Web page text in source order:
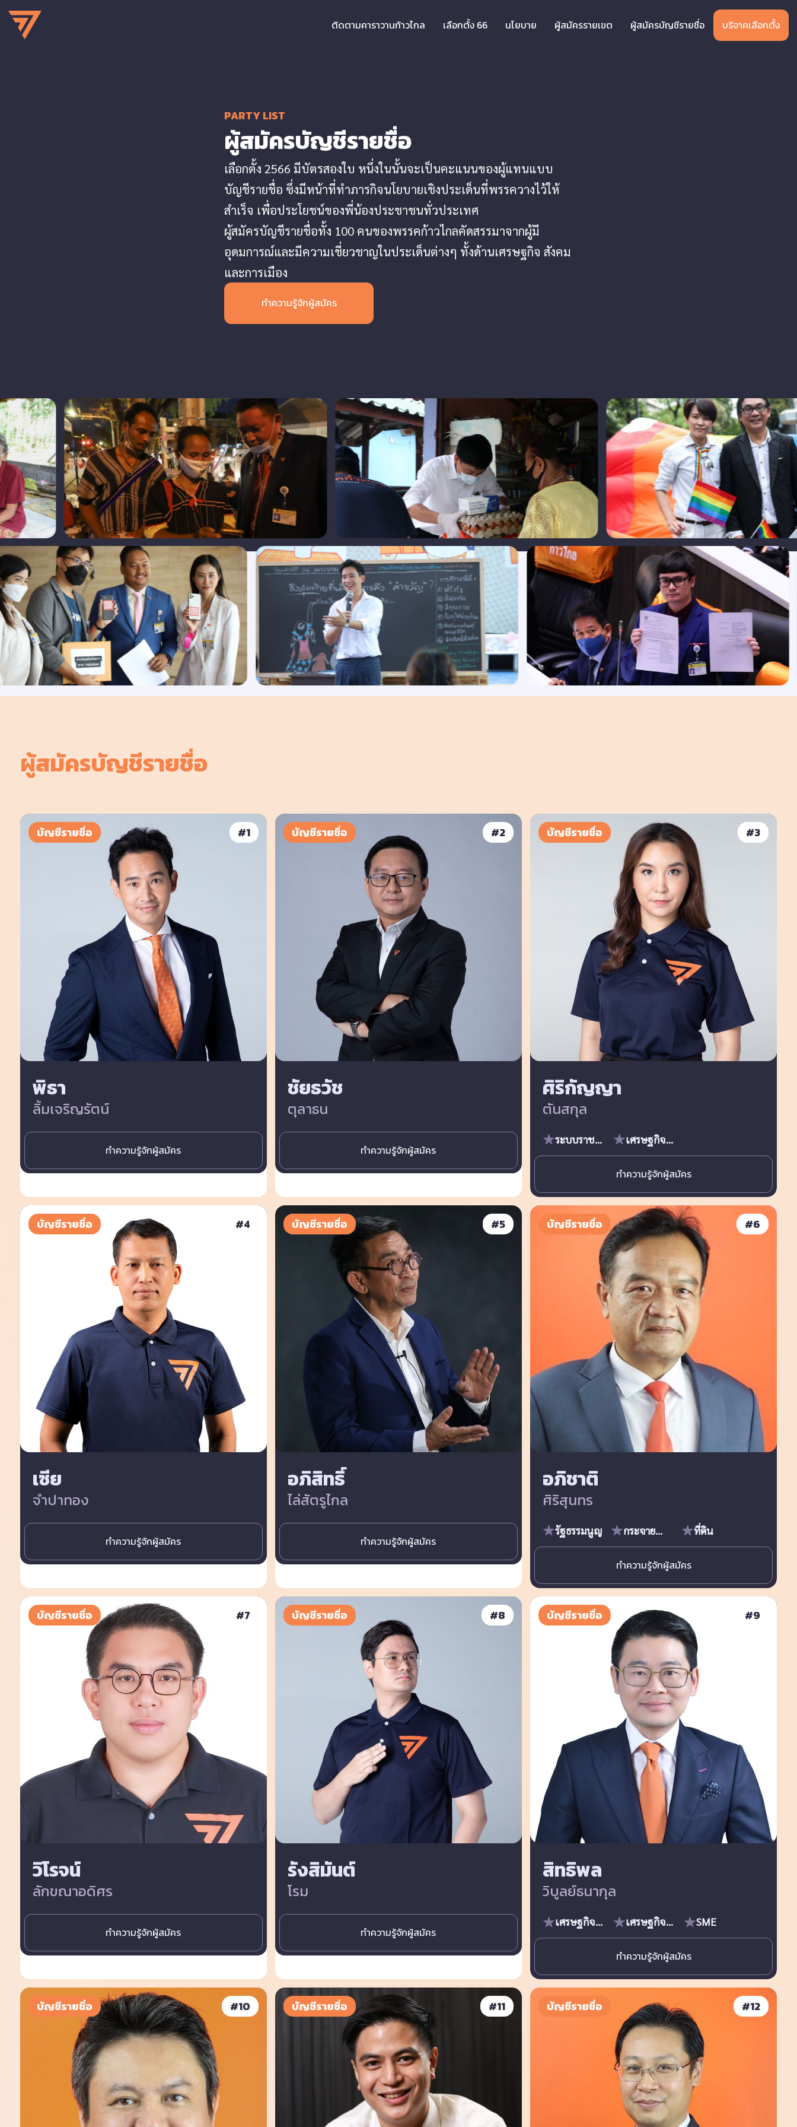
ติดตามคาราวานก้าวไกล เลือกตั้ง 66 นโยบาย ผู้สมัครรายเขต ผู้สมัครบัญชีรายชื่อ บริจาคเลือกตั้ง
PARTY LIST
ผู้สมัครบัญชีรายชื่อ
เลือกตั้ง 2566 มีบัตรสองใบ หนึ่งในนั้นจะเป็นคะแนนของผู้แทนแบบ
บัญชีรายชื่อ ซึ่งมีหน้าที่ทำภารกิจนโยบายเชิงประเด็นที่พรรควางไว้ให้
สำเร็จ เพื่อประโยชน์ของพี่น้องประชาชนทั่วประเทศ
ผู้สมัครบัญชีรายชื่อทั้ง 100 คนของพรรคก้าวไกลคัดสรรมาจากผู้มี
อุดมการณ์และมีความเชี่ยวชาญในประเด็นต่างๆ ทั้งด้านเศรษฐกิจ สังคม
และการเมือง
ทำความรู้จักผู้สมัคร
ผู้สมัครบัญชีรายชื่อ
พิธา
ลิ้มเจริญรัตน์
ทำความรู้จักผู้สมัคร
บัญชีรายชื่อ #1
ชัยธวัช
ตุลาธน
ทำความรู้จักผู้สมัคร
บัญชีรายชื่อ #2
ศิริกัญญา
ตันสกุล
ระบบราชการ เศรษฐกิจมหภาค
ทำความรู้จักผู้สมัคร
บัญชีรายชื่อ #3
เซีย
จำปาทอง
ทำความรู้จักผู้สมัคร
บัญชีรายชื่อ #4
อภิสิทธิ์
ไล่สัตรูไกล
ทำความรู้จักผู้สมัคร
บัญชีรายชื่อ #5
อภิชาติ
ศิริสุนทร
รัฐธรรมนูญ กระจายอำนาจ ที่ดิน
ทำความรู้จักผู้สมัคร
บัญชีรายชื่อ #6
วิโรจน์
ลักขณาอดิศร
ทำความรู้จักผู้สมัคร
บัญชีรายชื่อ #7
รังสิมันต์
โรม
ทำความรู้จักผู้สมัคร
บัญชีรายชื่อ #8
สิทธิพล
วิบูลย์ธนากุล
เศรษฐกิจมหภาค เศรษฐกิจชุมชน SME
ทำความรู้จักผู้สมัคร
บัญชีรายชื่อ #9
บัญชีรายชื่อ #10 บัญชีรายชื่อ #11 บัญชีรายชื่อ #12